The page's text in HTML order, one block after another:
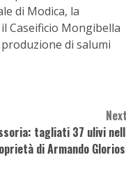
di Modica, la
Caseificio Mongibella
di salumi
tagliati 37 ulivi
di Armando